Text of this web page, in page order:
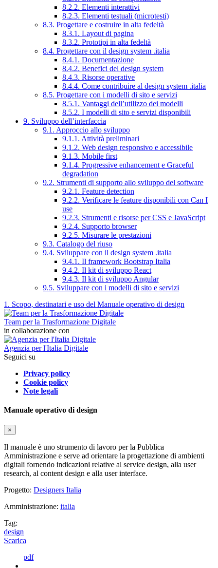
8.2.2. Elementi interattivi
8.2.3. Elementi testuali (microtesti)
8.3. Progettare e costruire in alta fedeltà
8.3.1. Layout di pagina
8.3.2. Prototipi in alta fedeltà
8.4. Progettare con il design system .italia
8.4.1. Documentazione
8.4.2. Benefici del design system
8.4.3. Risorse operative
8.4.4. Come contribuire al design system .italia
8.5. Progettare con i modelli di sito e servizi
8.5.1. Vantaggi dell’utilizzo dei modelli
8.5.2. I modelli di sito e servizi disponibili
9. Sviluppo dell’interfaccia
9.1. Approccio allo sviluppo
9.1.1. Attività preliminari
9.1.2. Web design responsivo e accessibile
9.1.3. Mobile first
9.1.4. Progressive enhancement e Graceful
degradation
9.2. Strumenti di supporto allo sviluppo del software
9.2.1. Feature detection
9.2.2. Verificare le feature disponibili con Can I
use
9.2.3. Strumenti e risorse per CSS e JavaScript
9.2.4. Supporto browser
9.2.5. Misurare le prestazioni
9.3. Catalogo del riuso
9.4. Sviluppare con il design system .italia
9.4.1. Il framework Bootstrap Italia
9.4.2. Il kit di sviluppo React
9.4.3. Il kit di sviluppo Angular
9.5. Sviluppare con i modelli di sito e servizi
1. Scopo, destinatari e uso del Manuale operativo di design
Team per la Trasformazione Digitale
in collaborazione con
Agenzia per l'Italia Digitale
Seguici su
Privacy policy
Cookie policy
Note legali
Manuale operativo di design
×
Il manuale è uno strumento di lavoro per la Pubblica
Amministrazione e serve ad orientare la progettazione di ambienti
digitali fornendo indicazioni relative al service design, alla user
research, al content design e alla user interface.
Progetto: Designers Italia
Amministrazione: italia
Tag:
design
Scarica
pdf